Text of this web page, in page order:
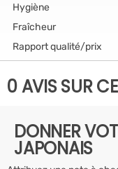
Hygiène
Fraîcheur
Rapport qualité/prix
0 AVIS SUR
DONNER
JAPONAIS